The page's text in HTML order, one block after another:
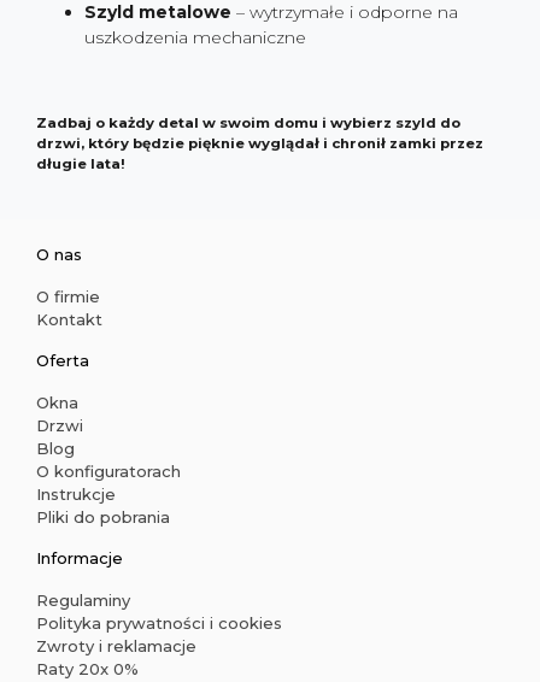
Szyld metalowe – wytrzymałe i odporne na
uszkodzenia mechaniczne
Zadbaj o każdy detal w swoim domu i wybierz szyld do
drzwi, który będzie pięknie wyglądał i chronił zamki przez
długie lata!
O nas
O firmie
Kontakt
Oferta
Okna
Drzwi
Blog
O konfiguratorach
Instrukcje
Pliki do pobrania
Informacje
Regulaminy
Polityka prywatności i cookies
Zwroty i reklamacje
Raty 20x 0%